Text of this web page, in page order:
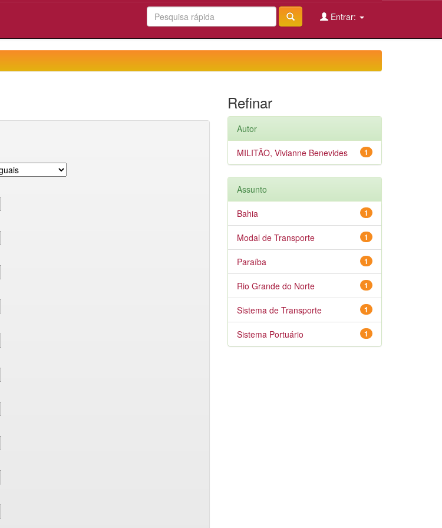
Entrar:
Refinar
Autor
1
MILITÃO, Vivianne Benevides
Assunto
1
Bahia
1
Modal de Transporte
1
Paraíba
1
Rio Grande do Norte
1
Sistema de Transporte
1
Sistema Portuário